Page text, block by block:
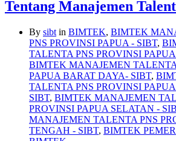
Tentang Manajemen
By sibt in BIMTEK, BIMTEK
PNS PROVINSI PAPUA - SIBT,
TALENTA PNS PROVINSI
BIMTEK MANAJEMEN
PAPUA BARAT DAYA- SIBT,
TALENTA PNS PROVINSI
SIBT, BIMTEK MANAJEMEN
PROVINSI PAPUA SELATAN -
MANAJEMEN TALENTA PNS
TENGAH - SIBT, BIMTEK